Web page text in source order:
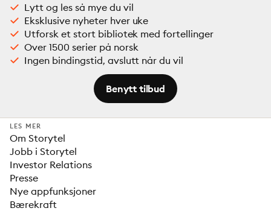
Lytt og les så mye du vil
Eksklusive nyheter hver uke
Utforsk et stort bibliotek med fortellinger
Over 1500 serier på norsk
Ingen bindingstid, avslutt når du vil
Benytt tilbud
LES MER
Om Storytel
Jobb i Storytel
Investor Relations
Presse
Nye appfunksjoner
Bærekraft